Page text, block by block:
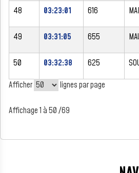
48 03:23:01 616
49 03:31:05 655
50 03:32:38 625
Afficher
lignes par page
Affichage 1 à 50 /69